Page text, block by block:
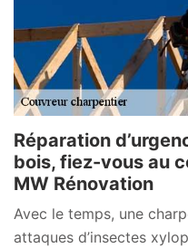
Réparation
bois, fiez-vous au
MW Rénovation
Avec le temps, une
attaques d’insectes